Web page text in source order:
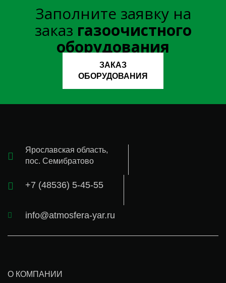
Главная> Новости >Завершена поставка
для цементного предприятия РФ
Заполните заявку на
заказ газоочистного
оборудования
ЗАКАЗ
ОБОРУДОВАНИЯ
Ярославская область,
пос. Семибратово
+7 (48536) 5-45-55
info@atmosfera-yar.ru
О КОМПАНИИ